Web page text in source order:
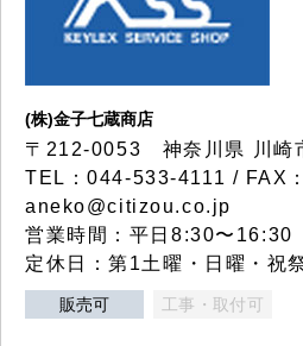
(株)金子七蔵商店
〒212-0053 神奈川県 川崎
TEL：044-533-4111 / FAX
aneko@citizou.co.jp
営業時間：平日8:30〜
定休日：第1土曜・日曜・祝
販売可 工事・取付可